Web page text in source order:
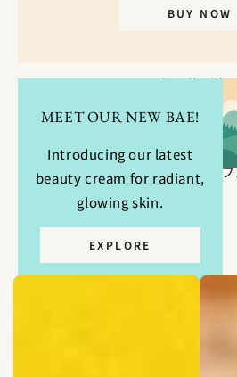
BUY NOW
MEET OUR NEW BAE!
Introducing our latest
beauty cream for radiant,
glowing skin.
EXPLORE
SINCERE GARDENで心と体が喜
自分で自分を癒せるようになるこ
自分の周りの人も癒していけるよ
日々の自分を癒し、整えるライ
ていきます。